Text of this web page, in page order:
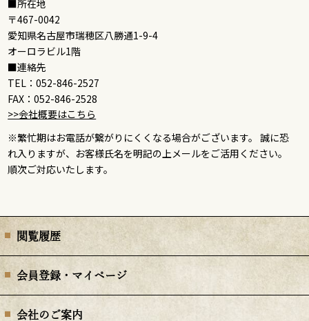
■所在地
〒467-0042
愛知県名古屋市瑞穂区八勝通1-9-4
オーロラビル1階
■連絡先
TEL：052-846-2527
FAX：052-846-2528
>>会社概要はこちら
※繁忙期はお電話が繋がりにくくなる場合がございます。 誠に恐
れ入りますが、お客様氏名を明記の上メールをご活用ください。
順次ご対応いたします。
閲覧履歴
会員登録・マイページ
会社のご案内